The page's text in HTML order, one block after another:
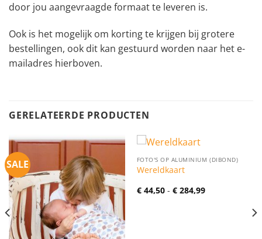
door jou aangevraagde formaat te leveren is.
Ook is het mogelijk om korting te krijgen bij grotere
bestellingen, ook dit kan gestuurd worden naar het e-
mailadres hierboven.
GERELATEERDE PRODUCTEN
SALE FOTO'S OP ALUMINIUM (DIBOND)
Wereldkaart
€44,50 - €284,99Prijsklasse: